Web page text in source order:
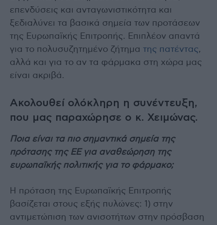
επενδύσεις και ανταγωνιστικότητα και
ξεδιαλύνει τα βασικά σημεία των προτάσεων
της Ευρωπαϊκής Επιτροπής. Επιπλέον απαντά
για το πολυσυζητημένο ζήτημα της πατέντας,
αλλά και για το αν τα φάρμακα στη χώρα μας
είναι ακριβά.
Ακολουθεί ολόκληρη η συνέντευξη,
που μας παραχώρησε ο κ. Χειμώνας.
Ποια είναι τα πιο σημαντικά σημεία της
πρότασης της ΕΕ για αναθεώρηση της
ευρωπαϊκής πολιτικής για το φάρμακο;
H πρόταση της Ευρωπαϊκής Επιτροπής
βασίζεται στους εξής πυλώνες: 1) στην
αντιμετώπιση των ανισοτήτων στην πρόσβαση